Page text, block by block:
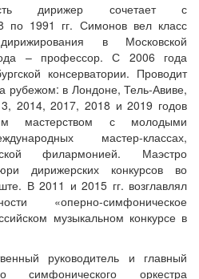
дирижер сочетает с
по 1991 гг. Симонов вел класс
в Московской
– профессор. С 2006 года
консерватории. Проводит
рубежом: в Лондоне, Тель-Авиве,
2014, 2017, 2018 и 2019 годов
мастерством с молодыми
мастер-классах,
филармонией. Маэстро
дирижерских конкурсов во
В 2011 и 2015 гг. возглавлял
«оперно-симфоническое
музыкальном конкурсе в
руководитель и главный
симфонического оркестра